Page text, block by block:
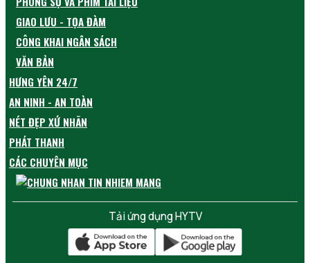
GIAO LƯU - TỌA ĐÀM
CÔNG KHAI NGÂN SÁCH
VĂN BẢN
HƯNG YÊN 24/7
AN NINH - AN TOÀN
NÉT ĐẸP XỨ NHÃN
PHÁT THANH
CÁC CHUYÊN MỤC
Tải ứng dụng HYTV